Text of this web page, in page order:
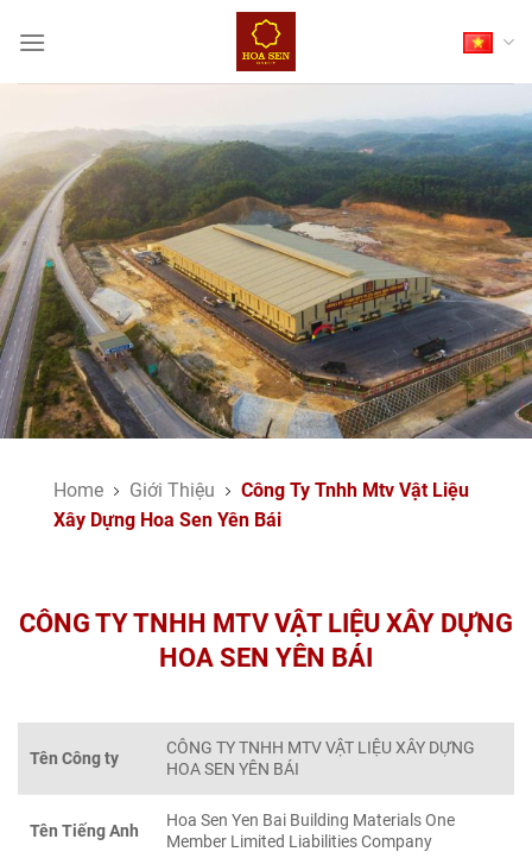
Home Giới Thiệu
Công Ty Tnhh Mtv Vật Liệu
Xây Dựng Hoa Sen Yên Bái
CÔNG TY TNHH MTV VẬT LIỆU XÂY DỰNG
HOA SEN YÊN BÁI
Tên Công ty
CÔNG TY TNHH MTV VẬT LIỆU XÂY DỰNG
HOA SEN YÊN BÁI
Tên Tiếng Anh
Hoa Sen Yen Bai Building Materials One
Member Limited Liabilities Company